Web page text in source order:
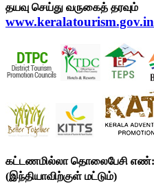
தயவு செய்து வருகைத் தரவும்
www.keralatourism.gov.in
கட்டணமில்லா தொலைபேசி எண்:
(இந்தியாவிற்குள் மட்டும்)